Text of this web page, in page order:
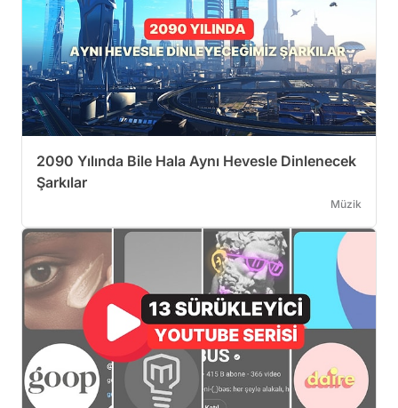
2090 Yılında Bile Hala Aynı Hevesle Dinlenecek
Şarkılar
Müzik